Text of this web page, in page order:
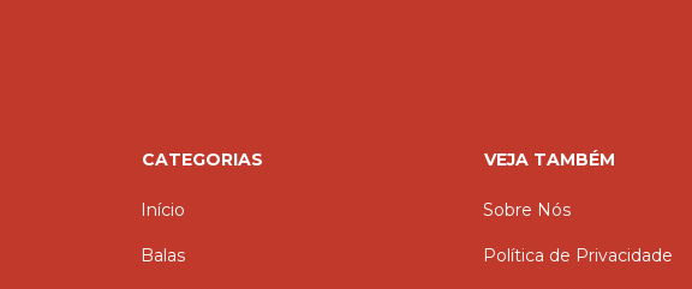
CATEGORIAS
Início
Balas
VEJA TAMBÉM
Sobre Nós
Política de Privacidade